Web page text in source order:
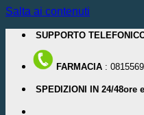
Salta ai contenuti
SUPPORTO
FARMACIA :
SPEDIZIONI IN 24/48ore